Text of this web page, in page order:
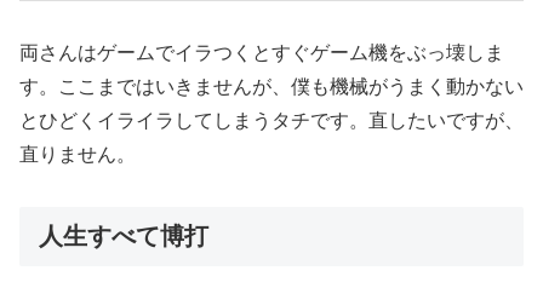
両さんはゲームでイラつくとすぐゲーム機をぶっ壊しま
す。ここまではいきませんが、僕も機械がうまく動かない
とひどくイライラしてしまうタチです。直したいですが、
直りません。
人生すべて博打